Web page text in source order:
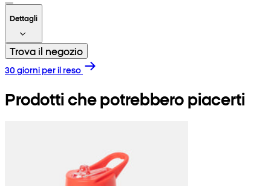
Dettagli
Trova il negozio
30 giorni per il reso
Prodotti che potrebbero piacerti